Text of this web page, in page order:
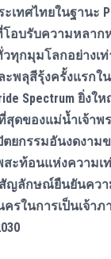
ทศไทยในฐานะ
โอบรับความหลา
ทุกมุมโลกอย่างเท่
พลุสีรุ้งครั้งแรกใน
Spectrum ยิ่งใ
สุดของแม่น้ำเจ้าพ
ตยกรรมอันงดงาม
สะท้อนแห่งความเ
สัญลักษณ์ยืนยันคว
รในการเป็นเจ้า